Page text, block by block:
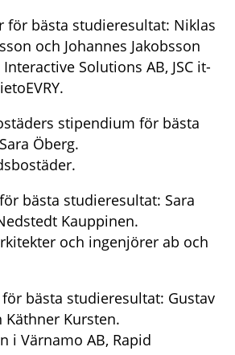
för bästa studieresultat: Niklas
och Johannes Jakobsson
Solutions AB, JSC it-
stipendium för bästa
Öberg.
bästa studieresultat: Sara
Kauppinen.
och ingenjörer ab och
bästa studieresultat: Gustav
Kursten.
i Värnamo AB, Rapid